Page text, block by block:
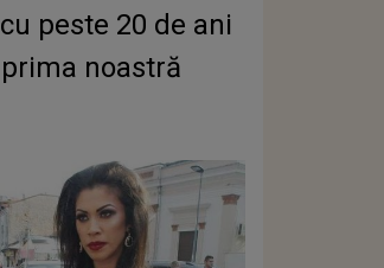
peste 20 de ani
noastră